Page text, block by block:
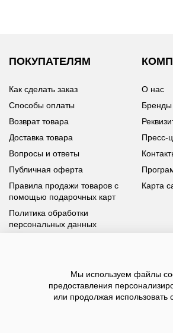
ПОКУПАТЕЛЯМ
Как сделать заказ
Способы оплаты
Возврат товара
Доставка товара
Вопросы и ответы
Публичная оферта
Правила продажи товаров с
помощью подарочных карт
Политика обработки
персональных данных
О нас
Бренды
Пресс-
Карта
У вас возникли вопросы?
Позвоните нам по телефону8 800 100
форму, мы обязательно с вами свяжемся
Мы используем файлы
предоставления
или продолжая использовать